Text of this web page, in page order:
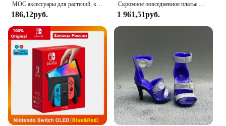
MOC аксессуары для растений, кирпичи 3471 2435 6064 3778, городской дом, деревья, сосна, колючая кущ, зеленая трава, военные строительные кирпичи, игрушки
186,12руб.
Скромное повседневное платье Abaya Femme, универсальное внутреннее платье без рукавов, мусульманское платье для женщин, халат макси, кафтан, марокканская исламская одежда
1 961,51руб.